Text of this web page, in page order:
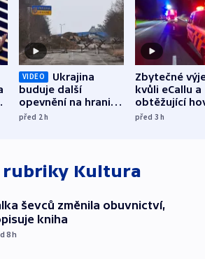
VIDEO
Ukrajina
buduje další
opevnění na hranici
s Běloruskem
před 2h
Zbytečné
kvůli eCallu a
obtěžující
zdržují
před 3h
rubriky Kultura
ševců změnila obuvnictví,
kniha
8h